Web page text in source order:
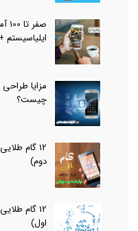
مزایا
چیست؟
12 گام
دوم)
12 گام
اول)